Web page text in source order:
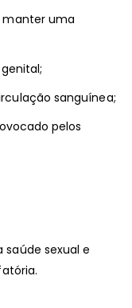
manter uma
sanguínea;
pelos
saúde sexual e